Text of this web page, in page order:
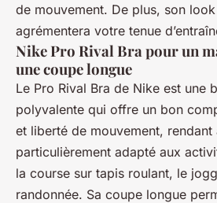
de mouvement. De plus, son
agrémentera votre tenue
Nike Pro Rival Bra pour un
une coupe longue
Le Pro Rival Bra de Nike est une
polyvalente qui offre un bon
et liberté de mouvement,
particulièrement adapté aux
la course sur tapis roulant, le
randonnée. Sa coupe longue